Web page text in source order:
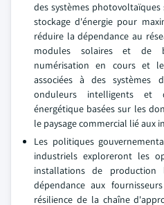
des systèmes photovoltaïques
stockage d'énergie pour
réduire la dépendance au
modules solaires et de
numérisation en cours et
associées à des systèmes
onduleurs intelligents et
énergétique basées sur les
le paysage commercial lié aux
Les politiques
industriels exploreront les
installations de
dépendance aux
résilience de la chaîne